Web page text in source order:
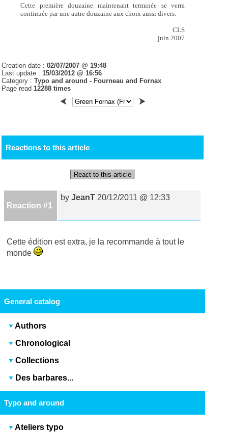
Cette première douzaine maintenant terminée se verra
continuée par une autre douzaine aux choix aussi divers.
CLS
juin 2007
Creation date :02/07/2007 @ 19:48
Last update : 15/03/2012 @ 16:56
Category :Typo and around - Fourneau and Fornax
Page read 12288 times
Reactions to this article
React to this article
Reaction #1
byJeanT 20/12/2011 @ 12:33
Cette édition est extra, je la recommande à tout le
monde
General catalog
Authors
Chronological
Collections
Des barbares...
Typo and around
Ateliers typo